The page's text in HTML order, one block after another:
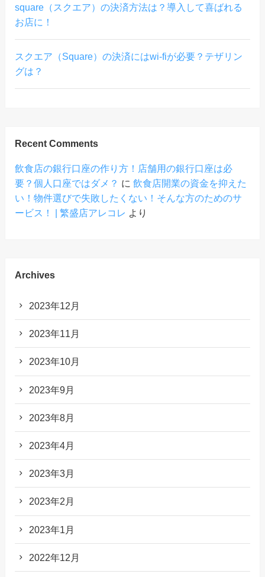
square（スクエア）の決済方法は？導入して喜ばれる
お店に！
スクエア（Square）の決済にはwi-fiが必要？テザリン
グは？
Recent Comments
飲食店の銀行口座の作り方！店舗用の銀行口座は必
要？個人口座ではダメ？ に 飲食店開業の資金を抑えた
い！物件選びで失敗したくない！そんな方のためのサ
ービス！ | 繁盛店アレコレ より
Archives
2023年12月
2023年11月
2023年10月
2023年9月
2023年8月
2023年4月
2023年3月
2023年2月
2023年1月
2022年12月